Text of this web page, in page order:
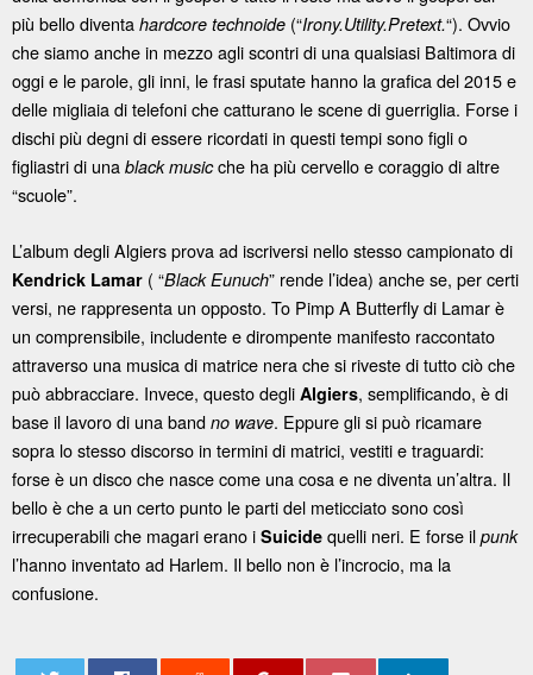
più bello diventa hardcore technoide (“Irony.Utility.Pretext.“). Ovvio
che siamo anche in mezzo agli scontri di una qualsiasi Baltimora di
oggi e le parole, gli inni, le frasi sputate hanno la grafica del 2015 e
delle migliaia di telefoni che catturano le scene di guerriglia. Forse i
dischi più degni di essere ricordati in questi tempi sono figli o
figliastri di una black musicche ha più cervello e coraggio di altre
“scuole”.
L’album degli Algiers prova ad iscriversi nello stesso campionato di
Kendrick Lamar ( “Black Eunuch” rende l’idea) anche se, per certi
versi, ne rappresenta un opposto. To Pimp A Butterfly di Lamar è
un comprensibile, includente e dirompente manifesto raccontato
attraverso una musica di matrice nera che si riveste di tutto ciò che
può abbracciare. Invece, questo degli Algiers, semplificando, è di
base il lavoro di una band no wave. Eppure gli si può ricamare
sopra lo stesso discorso in termini di matrici, vestiti e traguardi:
forse è un disco che nasce come una cosa e ne diventa un’altra. Il
bello è che a un certo punto le parti del meticciato sono così
irrecuperabili che magari erano i Suicide quelli neri. E forse il punk
l’hanno inventato ad Harlem. Il bello non è l’incrocio, ma la
confusione.